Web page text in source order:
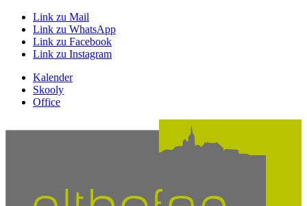
Link zu Mail
Link zu WhatsApp
Link zu Facebook
Link zu Instagram
Kalender
Skooly
Office